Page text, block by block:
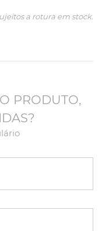
a rotura em stock.
PRODUTO,